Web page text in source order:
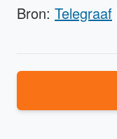
Bron: Telegraaf